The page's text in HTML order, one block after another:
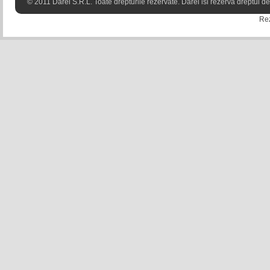
© 2011 Darel S.R.L. Toate drepturile rezervate. Darel isi rezerva dreptul